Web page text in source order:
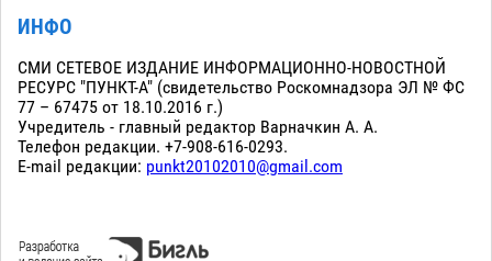
ИНФО
СМИ СЕТЕВОЕ ИЗДАНИЕ ИНФОРМАЦИОННО-НОВОСТНОЙ
РЕСУРС "ПУНКТ-А" (свидетельство Роскомнадзора ЭЛ № ФС
77 – 67475 от 18.10.2016 г.)
Учредитель - главный редактор Варначкин А. А.
Телефон редакции. +7-908-616-0293.
E-mail редакции: punkt20102010@gmail.com